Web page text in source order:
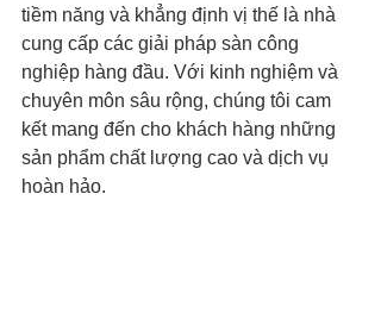
tiềm năng và khẳng định vị thế là nhà
cung cấp các giải pháp sàn công
nghiệp hàng đầu. Với kinh nghiệm và
chuyên môn sâu rộng, chúng tôi cam
kết mang đến cho khách hàng những
sản phẩm chất lượng cao và dịch vụ
hoàn hảo.